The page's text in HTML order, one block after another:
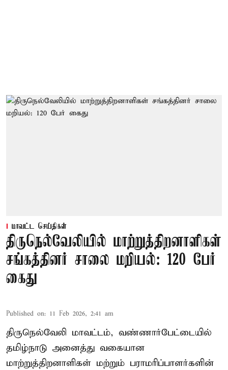
மாவட்ட செய்திகள்
திருநெல்வேலியில் மாற்றுத்திறனாளிகள்
சங்கத்தினர் சாலை மறியல்: 120 பேர்
கைது
Published on: 11 Feb 2026, 2:41 am
திருநெல்வேலி மாவட்டம், வண்ணார்பேட்டையில்
தமிழ்நாடு அனைத்து வகையான
மாற்றுத்திறனாளிகள் மற்றும் பராமரிப்பாளர்களின்